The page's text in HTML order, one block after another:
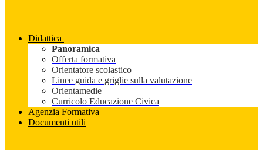
Didattica
Panoramica
Offerta formativa
Orientatore scolastico
Linee guida e griglie sulla valutazione
Orientamedie
Curricolo Educazione Civica
Agenzia Formativa
Documenti utili